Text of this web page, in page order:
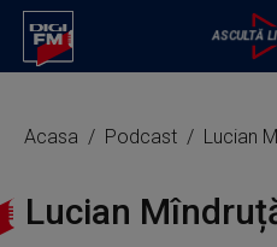
Acasa Podcast Lucian
Lucian